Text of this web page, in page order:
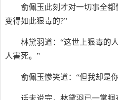
俞佩玉此刻才对一切事全
变得如此狠毒的?”
林黛羽道：“这世上狠毒的
人害死。”
俞佩玉惨笑道：“但我却
话未说完，林黛羽已一掌